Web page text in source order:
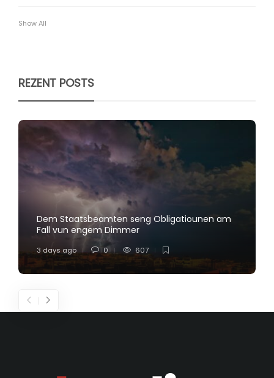
Show All
REZENT POSTS
Dem Staatsbeamten seng Obligatiounen am
Fall vun engem Dimmer
3 days ago 0 607